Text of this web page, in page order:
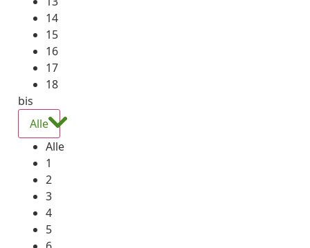
14
15
16
17
18
bis
Alle
Alle
1
2
3
4
5